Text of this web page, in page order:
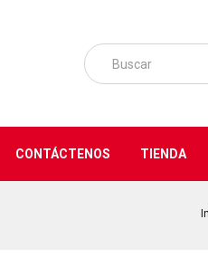
CONTÁCTENOS TIENDA